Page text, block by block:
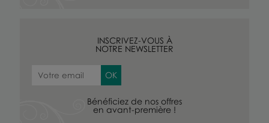
INSCRIVEZ-VOUS À
NOTRE NEWSLETTER
Bénéficiez de nos offres
en avant-première !